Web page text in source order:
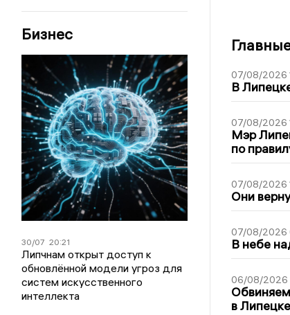
Бизнес
30/07 20:21
Липчнам открыт доступ к
обновлённой модели угроз для
систем искусственного
интеллекта
07/08/2026
В
07/08/2026
Мэр
по
07/08/2026
Они
07/08/2026
В небе
06/08/2026
в